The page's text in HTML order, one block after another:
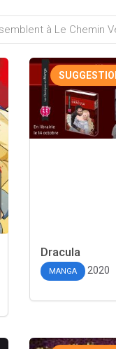
Dracula
MANGA 2020